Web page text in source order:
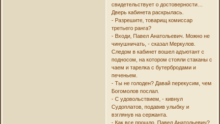
свидетельствует о достоверности…
Дверь кабинета раскрылась.
- Разрешите, товарищ комиссар
третьего ранга?
- Входи, Павел Анатольевич. Можно не
чинушничать, - сказал Меркулов.
Следом в кабинет вошел адъютант с
подносом, на котором стояли стаканы с
чаем и тарелка с бутербродами и
печеньем.
- Ты не голоден? Давай перекусим, чем
Богомолов послал.
- С удовольствием, - кивнул
Судоплатов, подавив улыбку и
взглянув на сержанта.
- Как все прошло, Павел Анатольевич?